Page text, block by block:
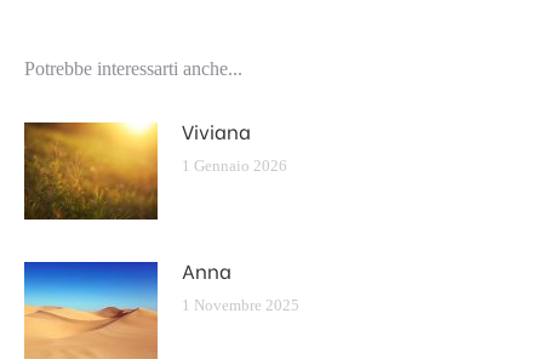
Potrebbe interessarti anche...
Viviana
1 Gennaio 2026
Anna
1 Novembre 2025